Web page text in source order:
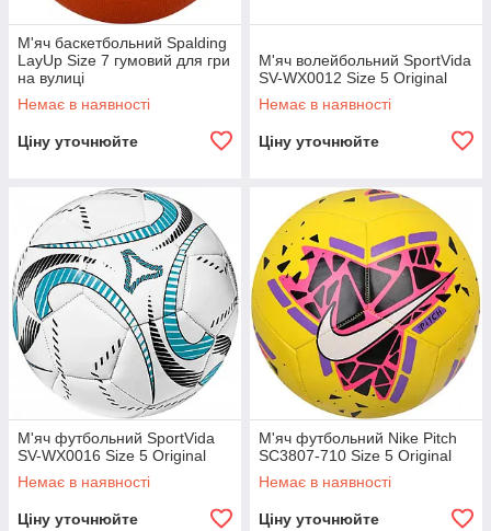
М'яч баскетбольний Spalding
LayUp Size 7 гумовий для гри
на вулиці
Немає в наявності
Ціну уточнюйте
М'яч волейбольний SportVida
SV-WX0012 Size 5 Original
Немає в наявності
Ціну уточнюйте
М'яч футбольний SportVida
SV-WX0016 Size 5 Original
Немає в наявності
Ціну уточнюйте
М'яч футбольний Nike Pitch
SC3807-710 Size 5 Original
Немає в наявності
Ціну уточнюйте